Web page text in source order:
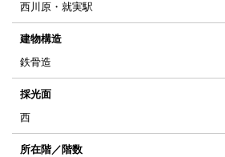
西川原・就実駅
建物構造
鉄骨造
採光面
西
所在階／階数